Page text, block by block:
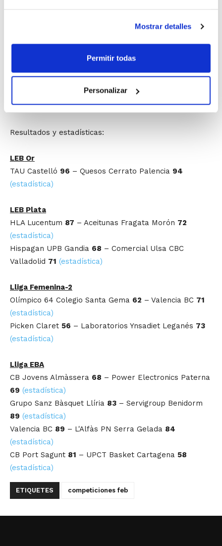
Mostrar detalles
Permitir todas
Personalizar
seguir insistiendo en una nueva victoria que le dé la
tranquilidad definitiva de la permanencia.
Power Electronics Paterna,Servigroup Benidorm
Valencia BCiCB Port Sagunt.
Resultados y estadísticas:
LEB Or
TAU Castelló 96 – Quesos Cerrato Palencia 94
(estadística)
LEB Plata
HLA Lucentum 87 – Aceitunas Fragata Morón 72
(estadística)
Hispagan UPB Gandia 68 – Comercial Ulsa CBC
Valladolid 71 (estadística)
Lliga Femenina-2
Olímpico 64 Colegio Santa Gema 62 – Valencia BC 71
(estadística)
Picken Claret 56 – Laboratorios Ynsadiet Leganés 73
(estadística)
Lliga EBA
CB Jovens Almàssera 68 – Power Electronics Paterna
69 (estadística)
Grupo Sanz Bàsquet Llíria 83 – Servigroup Benidorm
89 (estadística)
Valencia BC 89 – L'Alfàs PN Serra Gelada 84
(estadística)
CB Port Sagunt 81 – UPCT Basket Cartagena 58
(estadística)
ETIQUETES competiciones feb